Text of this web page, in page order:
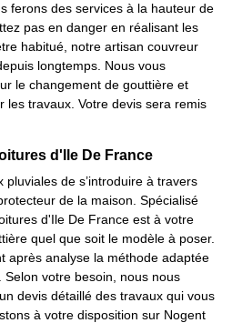
ferons des services à la hauteur de
pas en danger en réalisant les
habitué, notre artisan couvreur
longtemps. Nous vous
le changement de gouttière et
les travaux. Votre devis sera remis
d'Ile De France
de s’introduire à travers
de la maison. Spécialisé
d'Ile De France est à votre
quel que soit le modèle à poser.
après analyse la méthode adaptée
votre besoin, nous nous
devis détaillé des travaux qui vous
à votre disposition sur Nogent